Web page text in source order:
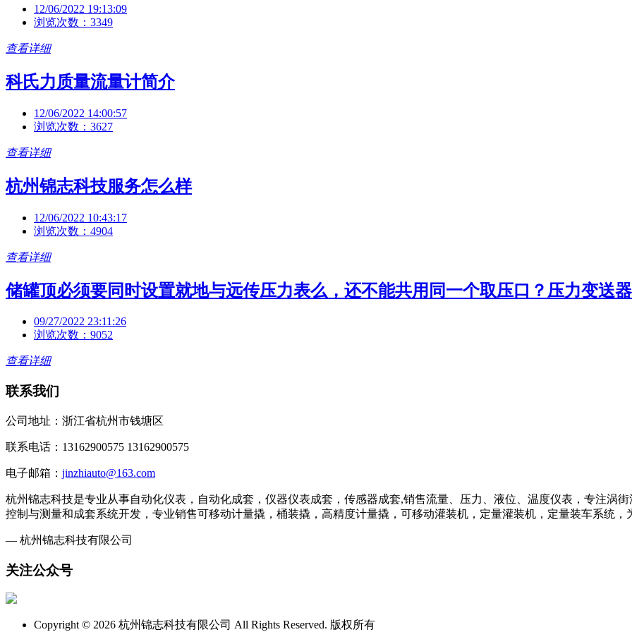
12/06/2022 19:13:09
浏览次数：3349
查看详细
科氏力质量流量计简介
12/06/2022 14:00:57
浏览次数：3627
查看详细
杭州锦志科技服务怎么样
12/06/2022 10:43:17
浏览次数：4904
查看详细
储罐顶必须要同时设置就地与远传压力表么，还不能共用同一个取压口？压力变送
09/27/2022 23:11:26
浏览次数：9052
查看详细
联系我们
公司地址：浙江省杭州市钱塘区
联系电话：13162900575 13162900575
电子邮箱： jinzhiauto@163.com
杭州锦志科技是专业从事自动化仪表，自动化成套，仪器仪表成套，传感器成套,销售流量、压力、液位、温度仪表，专注涡
控制与测量和成套系统开发，专业销售可移动计量撬，桶装撬，高精度计量撬，可移动灌装机，定量灌装机，定量装车系统
— 杭州锦志科技有限公司
关注公众号
Copyright © 2026 杭州锦志科技有限公司 All Rights Reserved. 版权所有